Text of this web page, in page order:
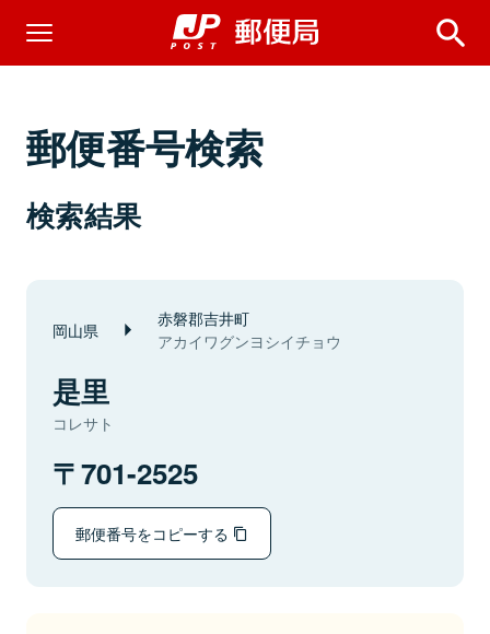
郵便番号検索
検索結果
岡山県 赤磐郡吉井町
アカイワグンヨシイチョウ
是里
コレサト
701-2525
郵便番号をコピーする